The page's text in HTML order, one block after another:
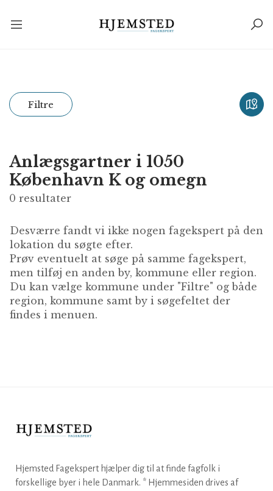
Filtre
Anlægsgartner i 1050
København K og omegn
0 resultater
Desværre fandt vi ikke nogen fagekspert på den
lokation du søgte efter.
Prøv eventuelt at søge på samme fagekspert,
men tilføj en anden by, kommune eller region.
Du kan vælge kommune under "Filtre" og både
region, kommune samt by i søgefeltet der
findes i menuen.
Hjemsted Fagekspert hjælper dig til at finde fagfolk i
forskellige byer i hele Danmark. * Hjemmesiden drives af